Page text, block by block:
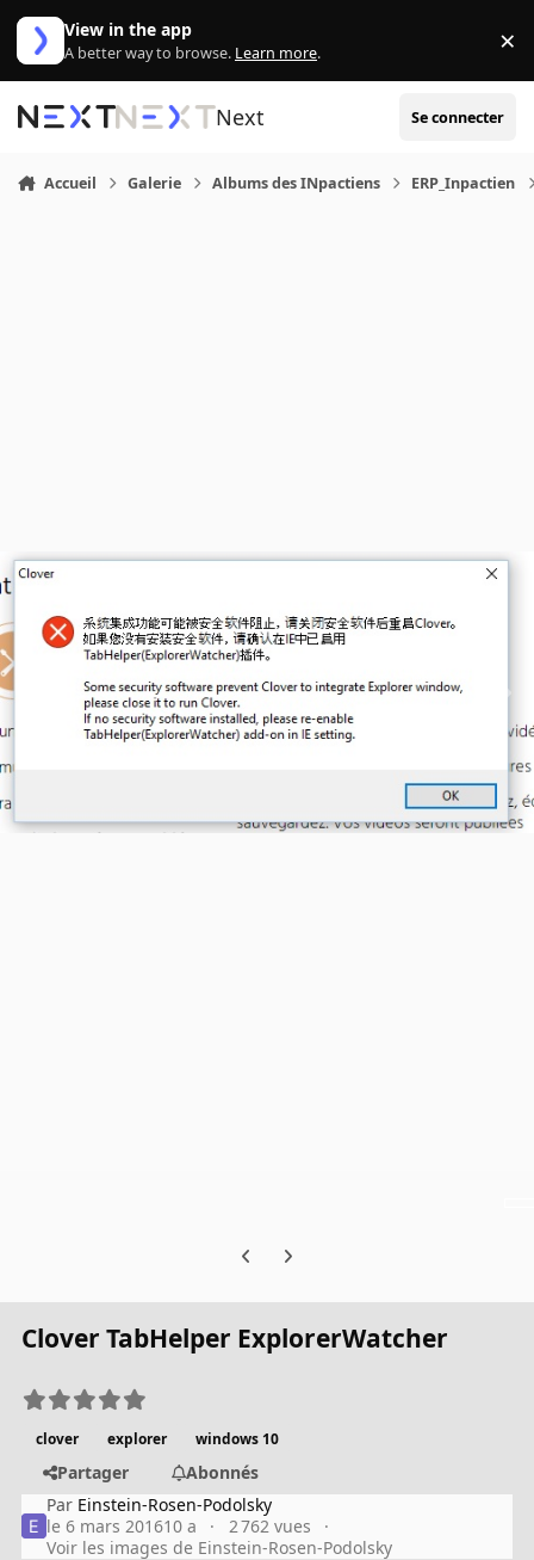
Aller au contenu
View in the app
A better way to browse. Learn more. ×
Next Se connecter
Accueil Galerie Albums des INpactiens ERP_Inpactien
Previous carousel slide
Next carousel slide
Clover TabHelper ExplorerWatcher
clover explorer windows 10
Partager
Abonnés
Par Einstein-Rosen-Podolsky
le 6 mars 201610 a
2 762 vues
Voir les images de Einstein-Rosen-Podolsky